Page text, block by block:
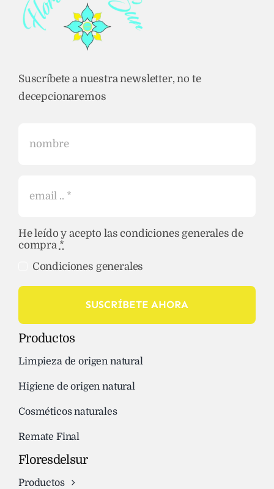
Suscríbete a nuestra newsletter, no te
decepcionaremos
He leído y acepto las condiciones generales de
compra *
Condiciones generales
SUSCRÍBETE AHORA
Productos
Limpieza de origen natural
Higiene de origen natural
Cosméticos naturales
Remate Final
Floresdelsur
Productos